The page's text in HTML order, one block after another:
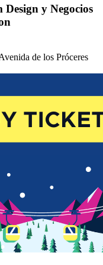
Design y Negocios
de los Próceres